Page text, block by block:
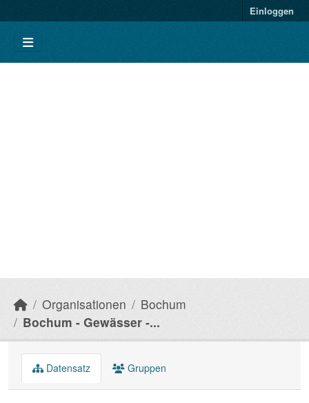
Einloggen
Organisationen
Bochum
Bochum - Gewässer -...
Datensatz Gruppen